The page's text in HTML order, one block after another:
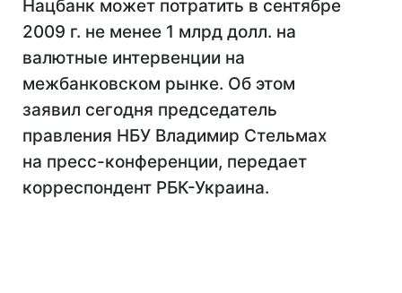
Нацбанк может потратить в сентябре
2009 г. не менее 1 млрд долл. на
валютные интервенции на
межбанковском рынке. Об этом
заявил сегодня председатель
правления НБУ Владимир Стельмах
на пресс-конференции, передает
корреспондент РБК-Украина.